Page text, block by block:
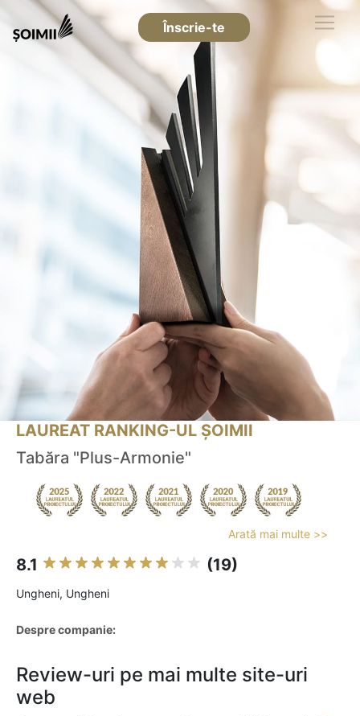
Înscrie-te
LAUREAT RANKING-UL ȘOIMII
Tabăra "Plus-Armonie"
Arată mai multe >>
8.1 (19)
Ungheni, Ungheni
Despre companie:
Review-uri pe mai multe site-uri
web